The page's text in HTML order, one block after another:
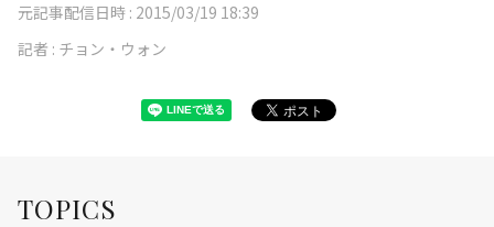
元記事配信日時 : 2015/03/19 18:39
記者 : チョン・ウォン
TOPICS